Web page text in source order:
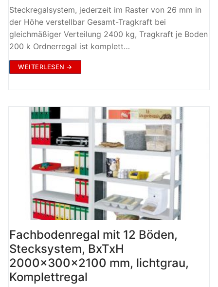
Steckregalsystem, jederzeit im Raster von 26 mm in
der Höhe verstellbar Gesamt-Tragkraft bei
gleichmäßiger Verteilung 2400 kg, Tragkraft je Boden
200 k Ordnerregal ist komplett…
WEITERLESEN →
Fachbodenregal mit 12 Böden,
Stecksystem, BxTxH
2000x300x2100 mm, lichtgrau,
Komplettregal